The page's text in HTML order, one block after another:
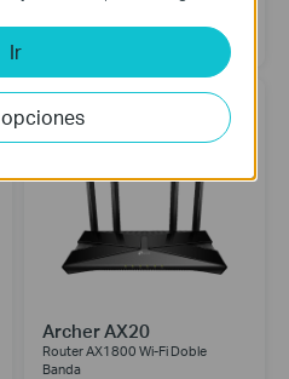
Archer AX20
Router AX1800 Wi-Fi Doble
Banda
Ir